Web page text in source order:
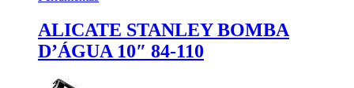
ALICATE STANLEY BOMBA
D’ÁGUA 10″ 84-110